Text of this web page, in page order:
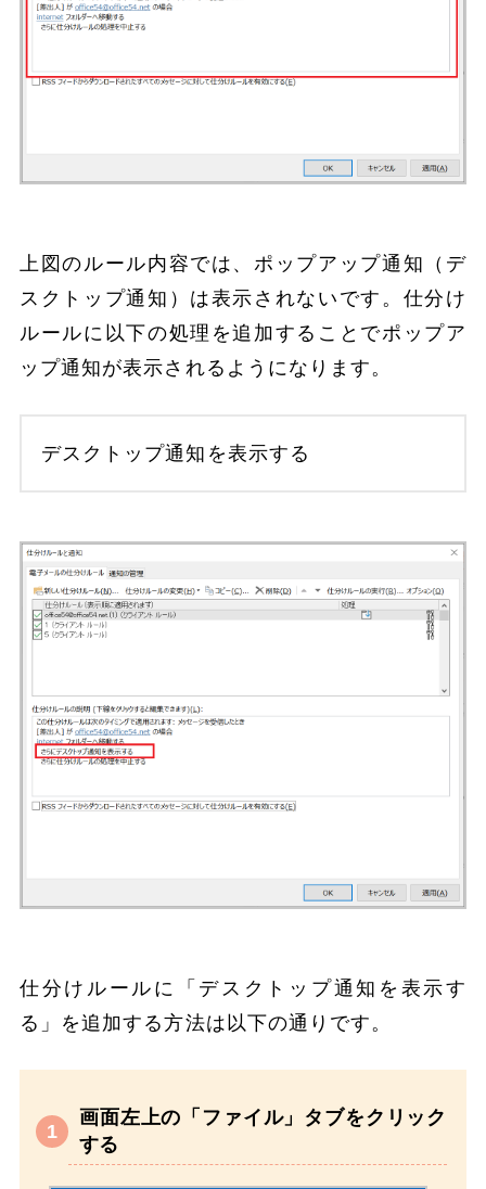
上図のルール内容では、ポップアップ通知（デ
スクトップ通知）は表示されないです。仕分け
ルールに以下の処理を追加することでポップア
ップ通知が表示されるようになります。
デスクトップ通知を表示する
仕分けルールに「デスクトップ通知を表示す
る」を追加する方法は以下の通りです。
画面左上の「ファイル」タブをクリック
する